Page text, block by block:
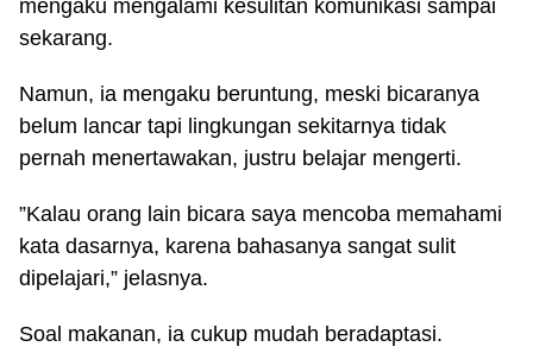
mengaku mengalami kesulitan komunikasi sampai
sekarang.
Namun, ia mengaku beruntung, meski bicaranya
belum lancar tapi lingkungan sekitarnya tidak
pernah menertawakan, justru belajar mengerti.
”Kalau orang lain bicara saya mencoba memahami
kata dasarnya, karena bahasanya sangat sulit
dipelajari,” jelasnya.
Soal makanan, ia cukup mudah beradaptasi.